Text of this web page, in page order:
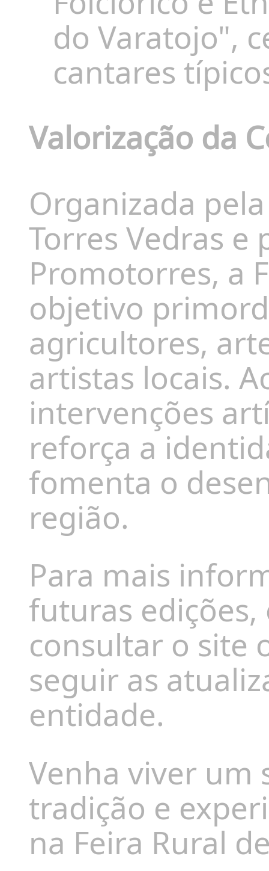
do Varatojo",
cantares
Valorização da
Organizada
Torres Vedras
Promotorres, a
objetivo
agricultores,
artistas locais.
intervenções
reforça a
fomenta o
região.
Para mais
futuras
consultar o site
seguir as
entidade.
Venha viver
tradição e
na Feira Rural